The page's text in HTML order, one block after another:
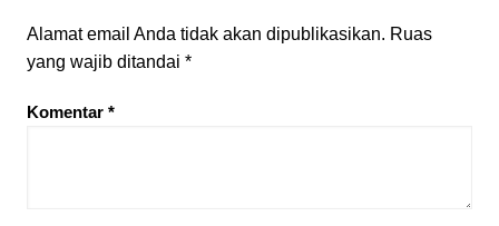
Alamat email Anda tidak akan dipublikasikan. Ruas
yang wajib ditandai *
Komentar *